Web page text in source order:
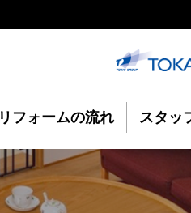
リフォームの流れ スタッ